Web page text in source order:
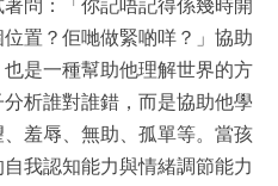
問：「你記唔記得係幾時開
置？佢哋做緊啲咩？」協助
是一種幫助他理解世界的方
析誰對誰錯，而是協助他學
羞辱、無助、孤單等。當孩
我認知能力與情緒調節能力